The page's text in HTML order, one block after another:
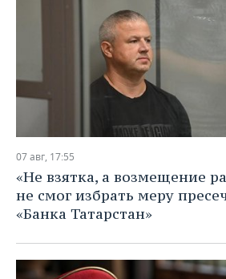
07 авг, 17:55
«Не взятка, а возмещение
не смог избрать меру
«Банка Татарстан»